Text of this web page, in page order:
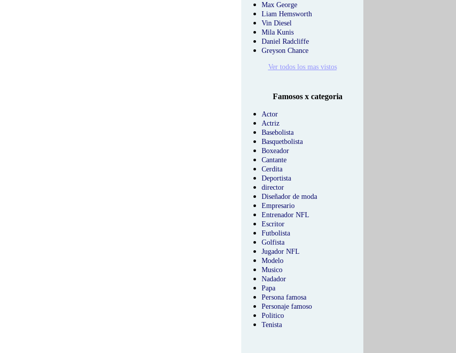
Max George
Liam Hemsworth
Vin Diesel
Mila Kunis
Daniel Radcliffe
Greyson Chance
Ver todos los mas vistos
Famosos x categoria
Actor
Actriz
Basebolista
Basquetbolista
Boxeador
Cantante
Cerdita
Deportista
director
Diseñador de moda
Empresario
Entrenador NFL
Escritor
Futbolista
Golfista
Jugador NFL
Modelo
Musico
Nadador
Papa
Persona famosa
Personaje famoso
Politico
Tenista